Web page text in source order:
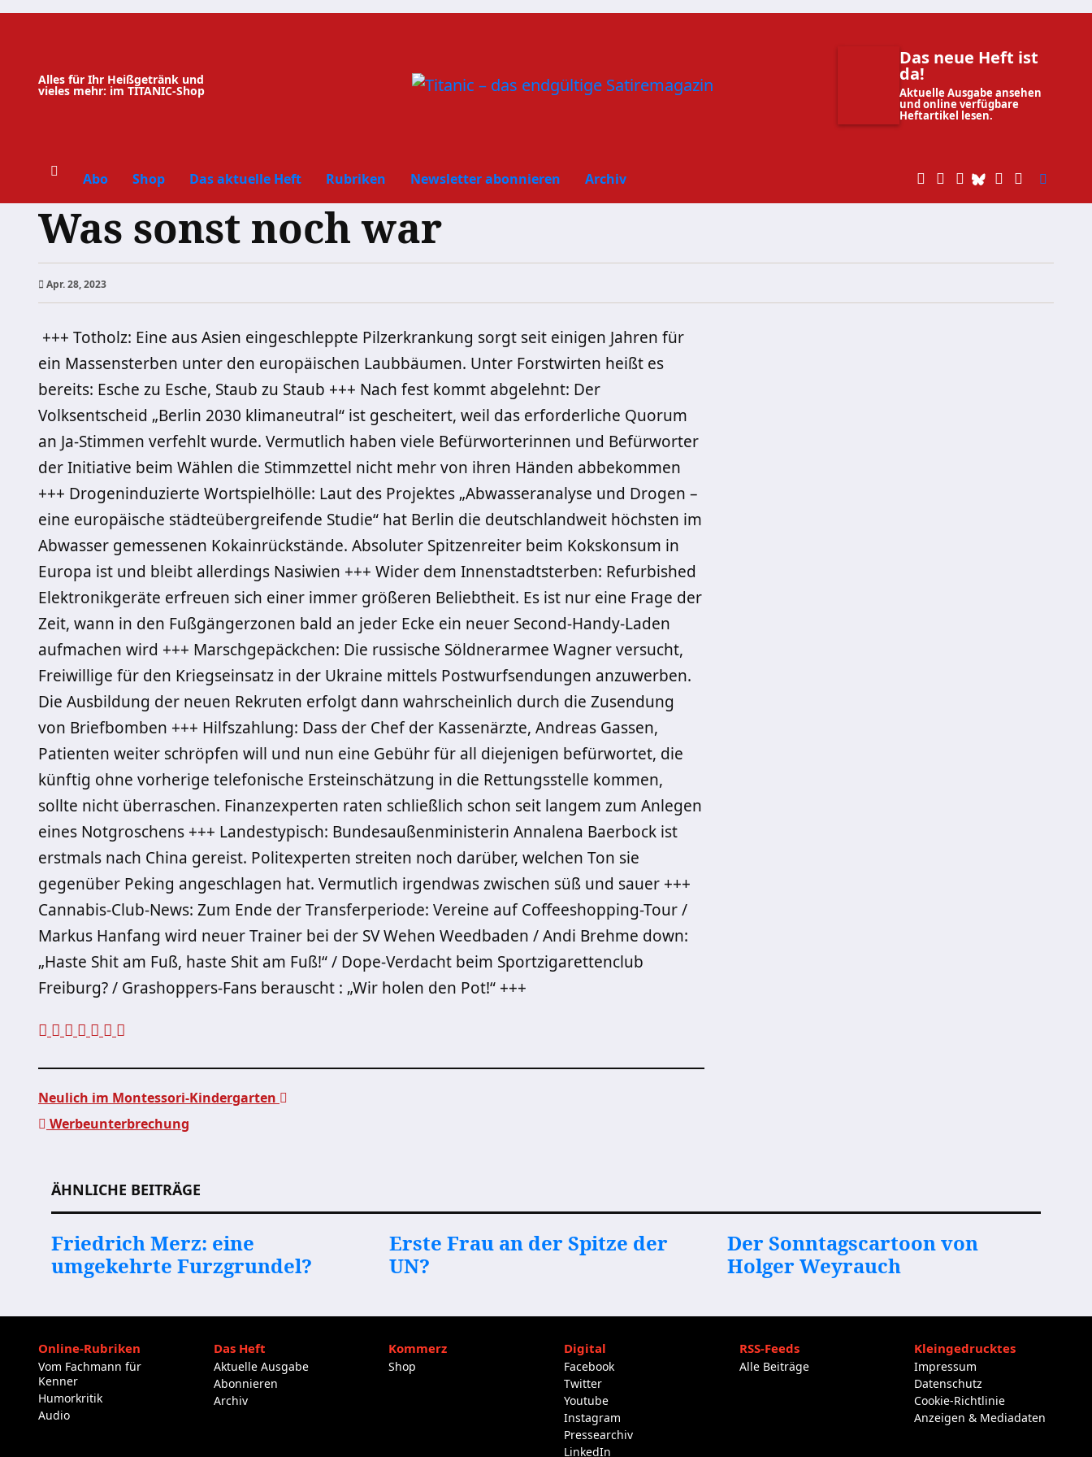
Zum
Alles für Ihr Heißgetränk und
vieles mehr: im TITANIC-Shop
Das neue Heft ist
da!
Aktuelle Ausgabe ansehen
und online verfügbare
Heftartikel lesen.
Abo Shop Das aktuelle Heft Rubriken Newsletter abonnieren Archiv
Was sonst noch war
Apr. 28, 2023
+++ Totholz: Eine aus Asien eingeschleppte Pilzerkrankung sorgt seit einigen Jahren für
ein Massensterben unter den europäischen Laubbäumen. Unter Forstwirten heißt es
bereits: Esche zu Esche, Staub zu Staub +++ Nach fest kommt abgelehnt: Der
Volksentscheid „Berlin 2030 klimaneutral“ ist gescheitert, weil das erforderliche Quorum
an Ja-Stimmen verfehlt wurde. Vermutlich haben viele Befürworterinnen und Befürworter
der Initiative beim Wählen die Stimmzettel nicht mehr von ihren Händen abbekommen
+++ Drogeninduzierte Wortspielhölle: Laut des Projektes „Abwasseranalyse und Drogen –
eine europäische städteübergreifende Studie“ hat Berlin die deutschlandweit höchsten im
Abwasser gemessenen Kokainrückstände. Absoluter Spitzenreiter beim Kokskonsum in
Europa ist und bleibt allerdings Nasiwien +++ Wider dem Innenstadtsterben: Refurbished
Elektronikgeräte erfreuen sich einer immer größeren Beliebtheit. Es ist nur eine Frage der
Zeit, wann in den Fußgängerzonen bald an jeder Ecke ein neuer Second-Handy-Laden
aufmachen wird +++ Marschgepäckchen: Die russische Söldnerarmee Wagner versucht,
Freiwillige für den Kriegseinsatz in der Ukraine mittels Postwurfsendungen anzuwerben.
Die Ausbildung der neuen Rekruten erfolgt dann wahrscheinlich durch die Zusendung
von Briefbomben +++ Hilfszahlung: Dass der Chef der Kassenärzte, Andreas Gassen,
Patienten weiter schröpfen will und nun eine Gebühr für all diejenigen befürwortet, die
künftig ohne vorherige telefonische Ersteinschätzung in die Rettungsstelle kommen,
sollte nicht überraschen. Finanzexperten raten schließlich schon seit langem zum Anlegen
eines Notgroschens +++ Landestypisch: Bundesaußenministerin Annalena Baerbock ist
erstmals nach China gereist. Politexperten streiten noch darüber, welchen Ton sie
gegenüber Peking angeschlagen hat. Vermutlich irgendwas zwischen süß und sauer +++
Cannabis-Club-News: Zum Ende der Transferperiode: Vereine auf Coffeeshopping-Tour /
Markus Hanfang wird neuer Trainer bei der SV Wehen Weedbaden / Andi Brehme down:
„Haste Shit am Fuß, haste Shit am Fuß!“ / Dope-Verdacht beim Sportzigarettenclub
Freiburg? / Grashoppers-Fans berauscht : „Wir holen den Pot!“ +++
Neulich im Montessori-Kindergarten
Werbeunterbrechung
ÄHNLICHE BEITRÄGE
Friedrich Merz: eine
umgekehrte Furzgrundel?
Erste Frau an der Spitze der
UN?
Der Sonntagscartoon von
Holger Weyrauch
Online-Rubriken
Vom Fachmann für
Kenner
Humorkritik
Audio
Das Heft
Aktuelle Ausgabe
Abonnieren
Archiv
Kommerz
Shop
Digital
Facebook
Twitter
Youtube
Instagram
Pressearchiv
LinkedIn
RSS-Feeds
Alle Beiträge
Kleingedrucktes
Impressum
Datenschutz
Cookie-Richtlinie
Anzeigen & Mediadaten